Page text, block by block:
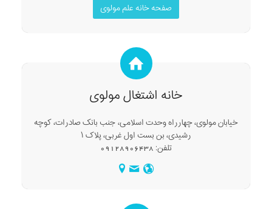
صفحه خانه علم مولوی
خانه اشتغال مولوی
خیابان مولوی، چهارراه وحدت اسلامی، جنب بانک صادرات، کوچه
رشیدی، بن بست اول غربی، پلاک ۱
تلفن: 09128906438